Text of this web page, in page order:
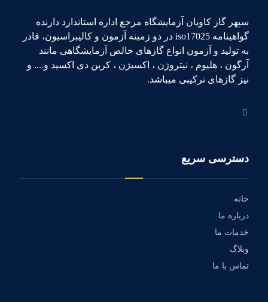
سپهر گاز کاویان آزمایشگاه مرجع اداره استاندارد دارنده
گواهینامه iso17025 در دو زمینه آزمون و کالیبراسیون، قادر
به تولید و آزمون انواع گازهای خالص آزمایشگاهی مانند
آرگون ، هلیوم ، نیتروژن ، اکسیژن ، کربن دی اکسید و.... و
نیز گازهای ترکیبی میباشد.
دسترسی سریع
خانه
درباره ما
خدمات ما
وبلاگ
تماس با ما